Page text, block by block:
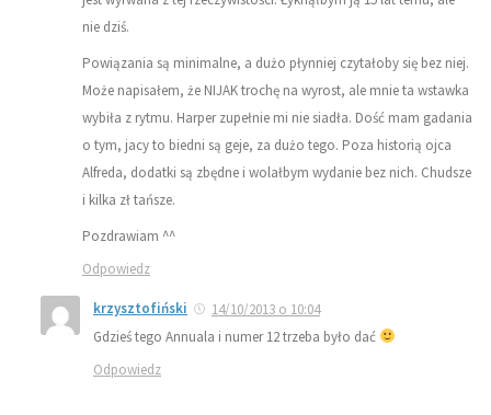
nie dziś.
Powiązania są minimalne, a dużo płynniej czytałoby się bez niej.
Może napisałem, że NIJAK trochę na wyrost, ale mnie ta wstawka
wybiła z rytmu. Harper zupełnie mi nie siadła. Dość mam gadania
o tym, jacy to biedni są geje, za dużo tego. Poza historią ojca
Alfreda, dodatki są zbędne i wolałbym wydanie bez nich. Chudsze
i kilka zł tańsze.
Pozdrawiam ^^
Odpowiedz
krzysztofiński
14/10/2013 o 10:04
Gdzieś tego Annuala i numer 12 trzeba było dać
Odpowiedz